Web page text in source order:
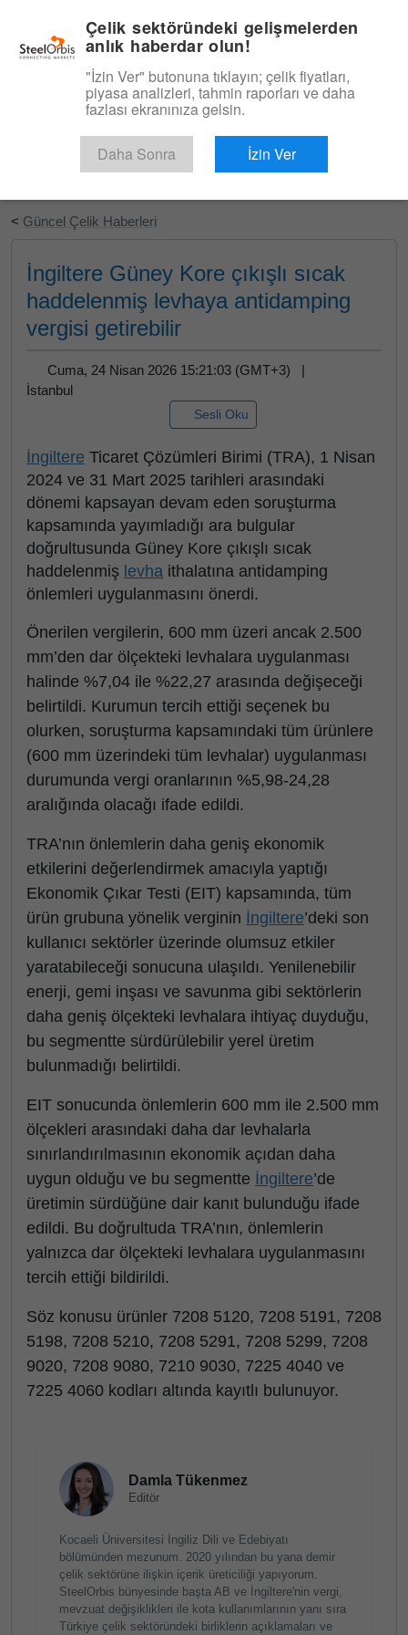
Ücretsiz Deneyin
< Güncel Çelik Haberleri
İngiltere Güney Kore çıkışlı sıcak
haddelenmiş levhaya antidamping
vergisi getirebilir
Cuma, 24 Nisan 2026 15:21:03 (GMT+3) |
İstanbul
Sesli Oku
İngiltere Ticaret Çözümleri Birimi (TRA), 1 Nisan
2024 ve 31 Mart 2025 tarihleri arasındaki
dönemi kapsayan devam eden soruşturma
kapsamında yayımladığı ara bulgular
doğrultusunda Güney Kore çıkışlı sıcak
haddelenmiş levha ithalatına antidamping
önlemleri uygulanmasını önerdi.
Önerilen vergilerin, 600 mm üzeri ancak 2.500
mm’den dar ölçekteki levhalara uygulanması
halinde %7,04 ile %22,27 arasında değişeceği
belirtildi. Kurumun tercih ettiği seçenek bu
olurken, soruşturma kapsamındaki tüm ürünlere
(600 mm üzerindeki tüm levhalar) uygulanması
durumunda vergi oranlarının %5,98-24,28
aralığında olacağı ifade edildi.
TRA’nın önlemlerin daha geniş ekonomik
etkilerini değerlendirmek amacıyla yaptığı
Ekonomik Çıkar Testi (EIT) kapsamında, tüm
ürün grubuna yönelik verginin İngiltere’deki son
kullanıcı sektörler üzerinde olumsuz etkiler
yaratabileceği sonucuna ulaşıldı. Yenilenebilir
enerji, gemi inşası ve savunma gibi sektörlerin
daha geniş ölçekteki levhalara ihtiyaç duyduğu,
bu segmentte sürdürülebilir yerel üretim
bulunmadığı belirtildi.
EIT sonucunda önlemlerin 600 mm ile 2.500 mm
ölçekleri arasındaki daha dar levhalarla
sınırlandırılmasının ekonomik açıdan daha
uygun olduğu ve bu segmentte İngiltere’de
üretimin sürdüğüne dair kanıt bulunduğu ifade
edildi. Bu doğrultuda TRA’nın, önlemlerin
yalnızca dar ölçekteki levhalara uygulanmasını
tercih ettiği bildirildi.
Söz konusu ürünler 7208 5120, 7208 5191, 7208
5198, 7208 5210, 7208 5291, 7208 5299, 7208
9020, 7208 9080, 7210 9030, 7225 4040 ve
7225 4060 kodları altında kayıtlı bulunuyor.
Damla Tükenmez
Editör
Kocaeli Üniversitesi İngiliz Dili ve Edebiyatı
bölümünden mezunum. 2020 yılından bu yana demir
çelik sektörüne ilişkin içerik üreticiliği yapıyorum.
SteelOrbis bünyesinde başta AB ve İngiltere'nin vergi,
mevzuat değişiklikleri ile kota kullanımlarının yanı sıra
Türkiye çelik sektöründeki birliklerin açıklamaları ve
Çelik sektöründeki gelişmelerden
anlık haberdar olun!
"İzin Ver" butonuna tıklayın; çelik fiyatları,
piyasa analizleri, tahmin raporları ve daha
fazlası ekranınıza gelsin.
Daha Sonra İzin Ver